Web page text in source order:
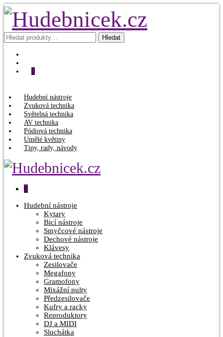
Hledat: Hledat
0
Hudební nástroje
Zvuková technika
Světelná technika
AV technika
Pódiová technika
Umělé květiny
Tipy, rady, návody
0
Hudební nástroje
Kytary
Bicí nástroje
Smyčcové nástroje
Dechové nástroje
Klávesy
Zvuková technika
Zesilovače
Megafony
Gramofony
Mixážní pulty
Předzesilovače
Kufry a racky
Reproduktory
DJ a MIDI
Sluchátka